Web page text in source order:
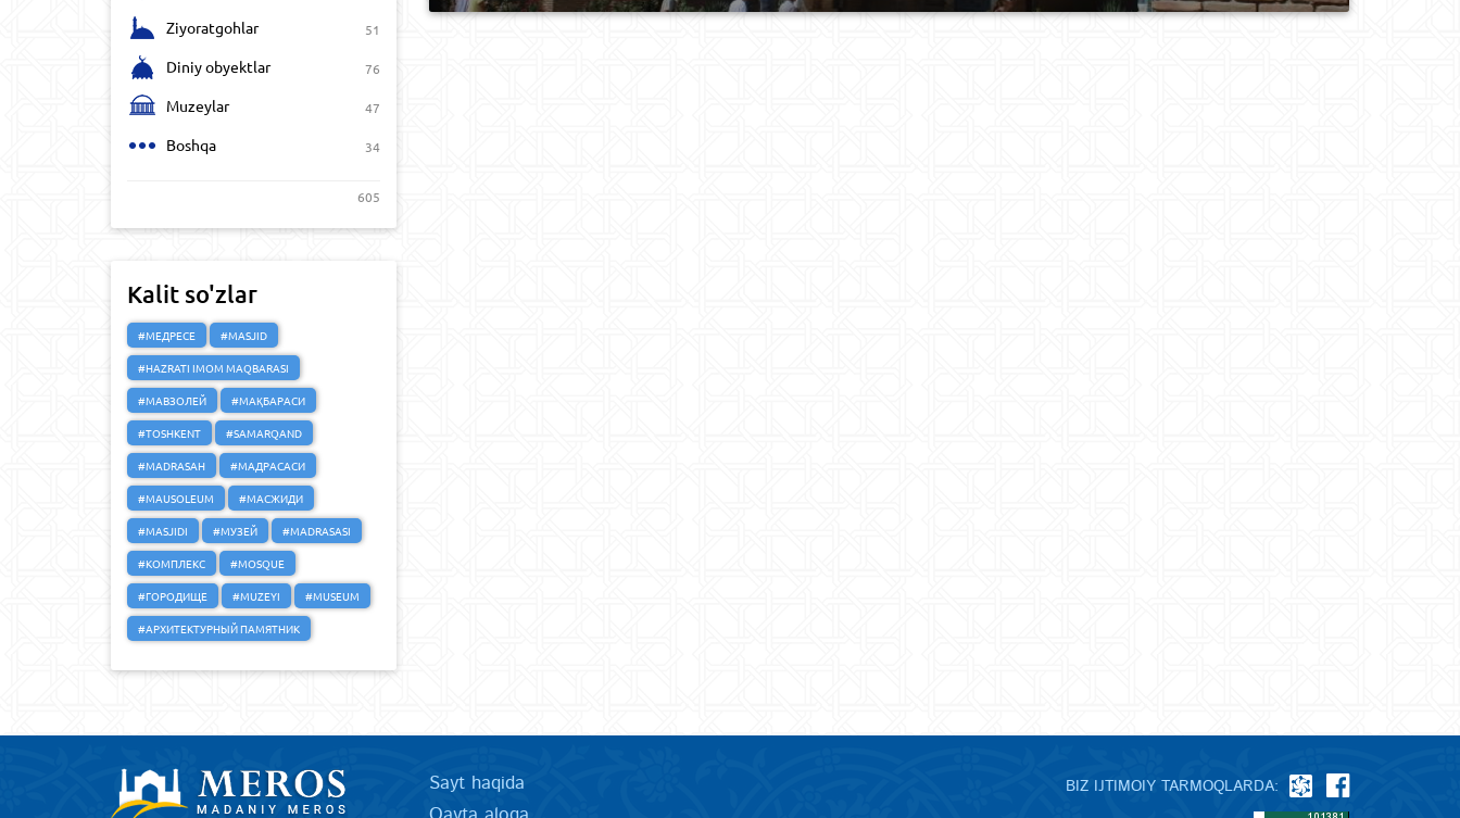
Ziyoratgohlar 51
Diniy obyektlar 76
Muzeylar 47
Boshqa 34
605
Kalit so'zlar
#МЕДРЕСЕ
#MASJID
#HAZRATI IMOM MAQBARASI
#МАВЗОЛЕЙ
#МАҚБАРАСИ
#TOSHKENT
#SAMARQAND
#MADRASAH
#МАДРАСАСИ
#MAUSOLEUM
#МАСЖИДИ
#MASJIDI
#МУЗЕЙ
#MADRASASI
#КОМПЛЕКС
#MOSQUE
#ГОРОДИЩЕ
#MUZEYI
#MUSEUM
#АРХИТЕКТУРНЫЙ ПАМЯТНИК
Sayt haqida
BIZ IJTIMOIY TARMOQLARDA: